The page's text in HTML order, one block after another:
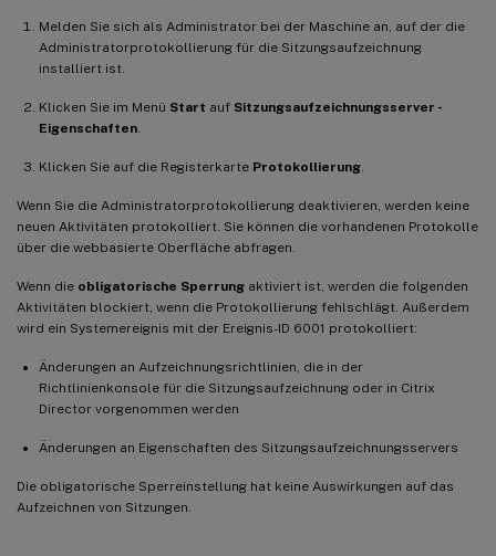
Melden Sie sich als Administrator bei der Maschine an, auf der die
Administratorprotokollierung für die Sitzungsaufzeichnung
installiert ist.
Klicken Sie im Menü Start auf Sitzungsaufzeichnungsserver -
Eigenschaften.
Klicken Sie auf die Registerkarte Protokollierung.
Wenn Sie die Administratorprotokollierung deaktivieren, werden keine
neuen Aktivitäten protokolliert. Sie können die vorhandenen Protokolle
über die webbasierte Oberfläche abfragen.
Wenn die obligatorische Sperrung aktiviert ist, werden die folgenden
Aktivitäten blockiert, wenn die Protokollierung fehlschlägt. Außerdem
wird ein Systemereignis mit der Ereignis-ID 6001 protokolliert:
Änderungen an Aufzeichnungsrichtlinien, die in der
Richtlinienkonsole für die Sitzungsaufzeichnung oder in Citrix
Director vorgenommen werden
Änderungen an Eigenschaften des Sitzungsaufzeichnungsservers
Die obligatorische Sperreinstellung hat keine Auswirkungen auf das
Aufzeichnen von Sitzungen.